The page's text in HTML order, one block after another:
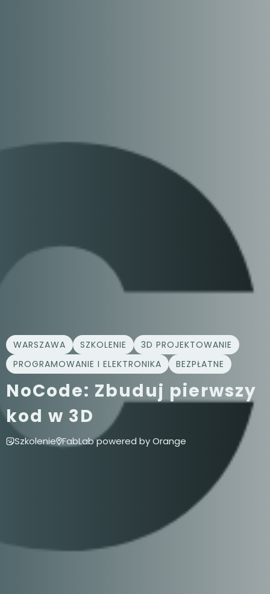
WARSZAWA SZKOLENIE
3D PROJEKTOWANIE
PROGRAMOWANIE I ELEKTRONIKA
BEZPŁATNE
NoCode: Zbuduj pierwszy
kod w 3D
Szkolenie FabLab powered by Orange